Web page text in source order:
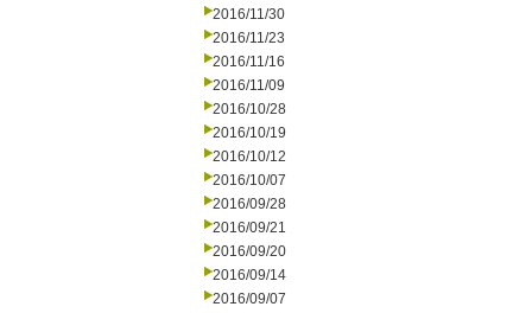
2016/11/30
2016/11/23
2016/11/16
2016/11/09
2016/10/28
2016/10/19
2016/10/12
2016/10/07
2016/09/28
2016/09/21
2016/09/20
2016/09/14
2016/09/07